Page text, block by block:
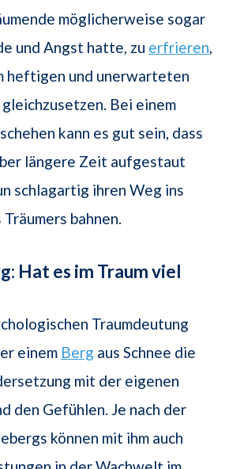
möglicherweise sogar
und Angst hatte, zu erfrieren
heftigen und unerwarteten
Bei einem
kann es gut sein, dass
längere Zeit aufgestaut
schlagartig ihren Weg ins
bahnen.
Hat es im Traum viel
Traumdeutung
einem Berg aus Schnee die
mit der eigenen
den Gefühlen. Je nach der
können mit ihm auch